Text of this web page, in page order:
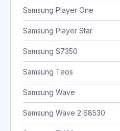
Samsung Player One
Samsung Player Star
Samsung S7350
Samsung Teos
Samsung Wave
Samsung Wave 2 S8530